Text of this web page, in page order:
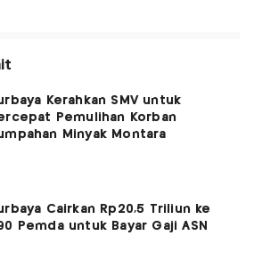
Kerahkan SMV untuk
Pemulihan Korban
Minyak Montara
Cairkan Rp20,5 Triliun ke
Pemda untuk Bayar Gaji ASN